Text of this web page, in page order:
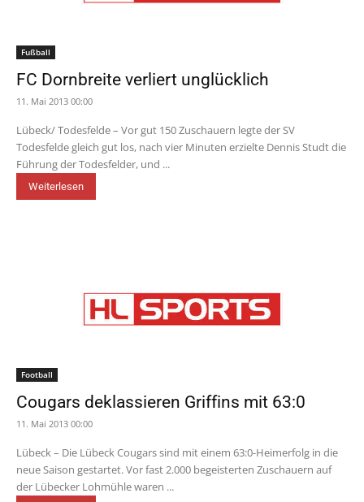
Fußball
FC Dornbreite verliert unglücklich
11. Mai 2013 00:00
Lübeck/ Todesfelde – Vor gut 150 Zuschauern legte der SV
Todesfelde gleich gut los, nach vier Minuten erzielte Dennis Studt die
Führung der Todesfelder, und ...
Weiterlesen
Football
Cougars deklassieren Griffins mit 63:0
11. Mai 2013 00:00
Lübeck – Die Lübeck Cougars sind mit einem 63:0-Heimerfolg in die
neue Saison gestartet. Vor fast 2.000 begeisterten Zuschauern auf
der Lübecker Lohmühle waren ...